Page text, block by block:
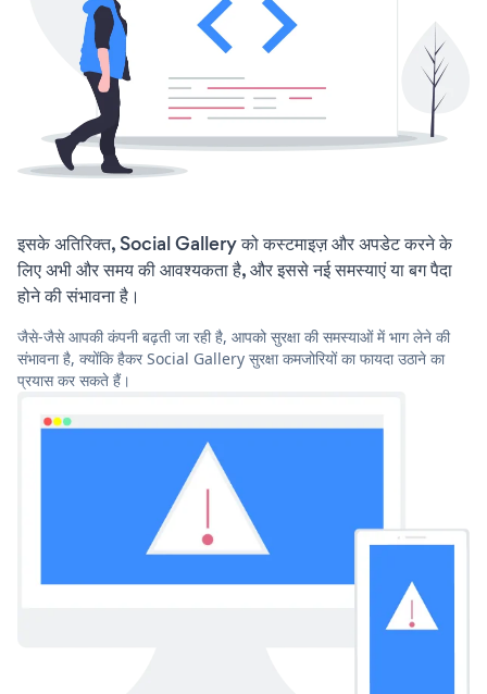
इसके अतिरिक्त, Social Gallery को कस्टमाइज़ और अपडेट करने के
लिए अभी और समय की आवश्यकता है, और इससे नई समस्याएं या बग पैदा
होने की संभावना है।
जैसे-जैसे आपकी कंपनी बढ़ती जा रही है, आपको सुरक्षा की समस्याओं में भाग लेने की
संभावना है, क्योंकि हैकर Social Gallery सुरक्षा कमजोरियों का फायदा उठाने का
प्रयास कर सकते हैं।